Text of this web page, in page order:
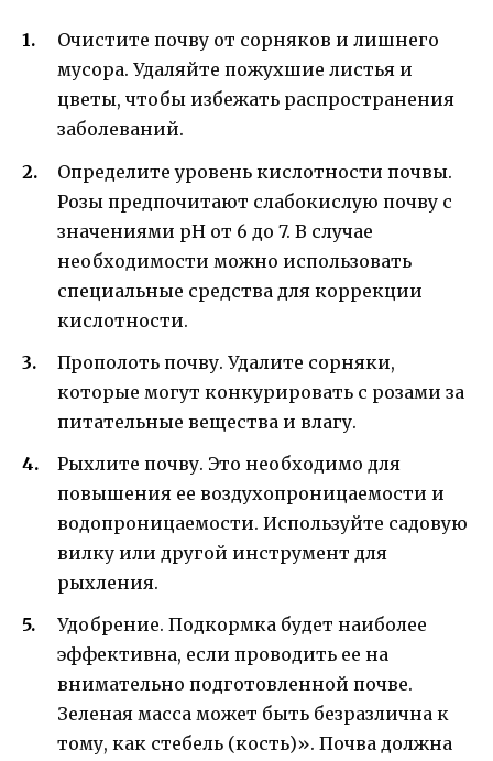
Очистите почву от сорняков и лишнего
мусора. Удаляйте пожухшие листья и
цветы, чтобы избежать распространения
заболеваний.
Определите уровень кислотности почвы.
Розы предпочитают слабокислую почву с
значениями pH от 6 до 7. В случае
необходимости можно использовать
специальные средства для коррекции
кислотности.
Прополоть почву. Удалите сорняки,
которые могут конкурировать с розами за
питательные вещества и влагу.
Рыхлите почву. Это необходимо для
повышения ее воздухопроницаемости и
водопроницаемости. Используйте садовую
вилку или другой инструмент для
рыхления.
Удобрение. Подкормка будет наиболее
эффективна, если проводить ее на
внимательно подготовленной почве.
Зеленая масса может быть безразлична к
тому, как стебель (кость)». Почва должна